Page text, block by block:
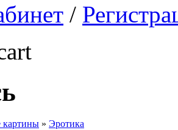
/
» Эротика